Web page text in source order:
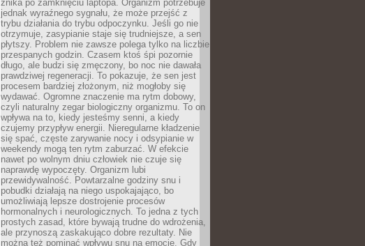
znika po zamknięciu laptopa. Organizm potrzebuje
jednak wyraźnego sygnału, że może przejść z
trybu działania do trybu odpoczynku. Jeśli go nie
otrzymuje, zasypianie staje się trudniejsze, a sen
płytszy. Problem nie zawsze polega tylko na liczbie
przespanych godzin. Czasem ktoś śpi pozornie
długo, ale budzi się zmęczony, bo noc nie dawała
prawdziwej regeneracji. To pokazuje, że sen jest
procesem bardziej złożonym, niż mogłoby się
wydawać. Ogromne znaczenie ma rytm dobowy,
czyli naturalny zegar biologiczny organizmu. To on
wpływa na to, kiedy jesteśmy senni, a kiedy
czujemy przypływ energii. Nieregularne kładzenie
się spać, częste zarywanie nocy i odsypianie w
weekendy mogą ten rytm zaburzać. W efekcie
nawet po wolnym dniu człowiek nie czuje się
naprawdę wypoczęty. Organizm lubi
przewidywalność. Powtarzalne godziny snu i
pobudki działają na niego uspokajająco, bo
umożliwiają lepsze dostrojenie procesów
hormonalnych i neurologicznych. To jedna z tych
prostych zasad, które bywają trudne do wdrożenia,
ale przynoszą zaskakująco dobre rezultaty. Nie
można też pominąć wpływu snu na emocje. Gdy